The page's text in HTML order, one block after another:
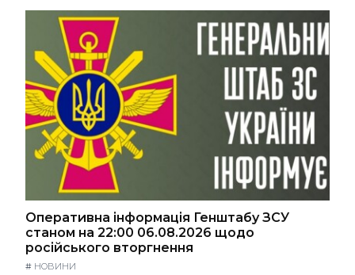
Оперативна інформація Генштабу ЗСУ
станом на 22:00 06.08.2026 щодо
російського вторгнення
# НОВИНИ